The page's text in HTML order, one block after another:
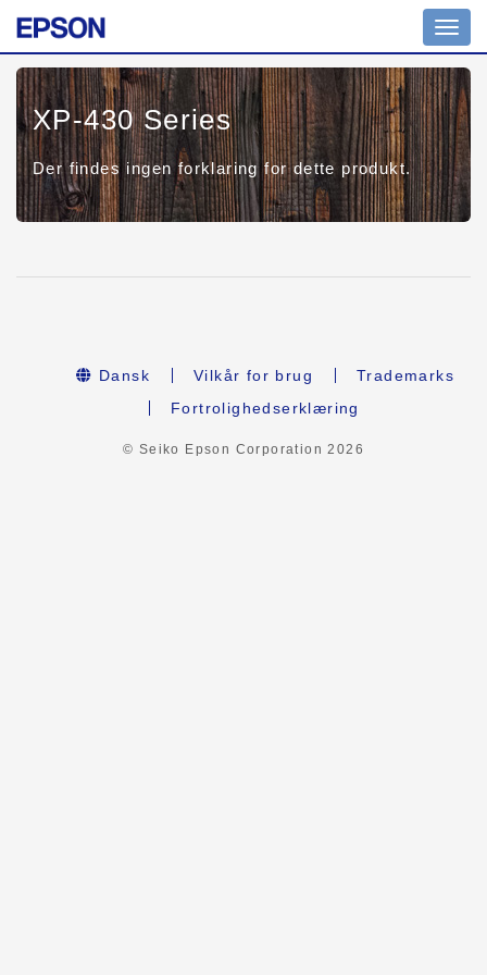
XP-430 Series
Der findes ingen forklaring for dette produkt.
Dansk Vilkår for brug
Trademarks
Fortrolighedserklæring
© Seiko Epson Corporation2026